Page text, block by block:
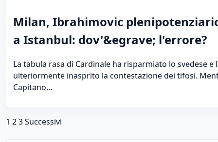
Milan, Ibrahimovic
a Istanbul: dov'&egrave; l'errore?
La tabula rasa di Cardinale ha risparmiato lo svedese e
ulteriormente inasprito la contestazione dei tifosi.
Capitano…
Paginazione degli articoli
1 23Successivi